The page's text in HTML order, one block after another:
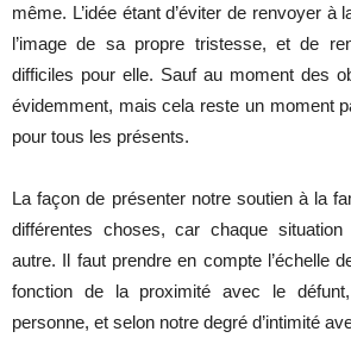
même. L’idée étant d’éviter de renvoyer à
l’image de sa propre tristesse, et de
difficiles pour elle. Sauf au moment des
évidemment, mais cela reste un moment
pour tous les présents.
La façon de présenter notre soutien à la
différentes choses, car chaque situation
autre. Il faut prendre en compte l’échelle
fonction de la proximité avec le
personne, et selon notre degré d’intimité